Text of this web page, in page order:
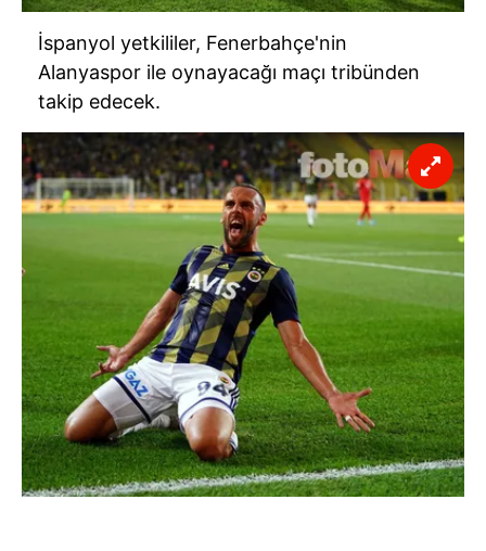
İspanyol yetkililer, Fenerbahçe'nin
Alanyaspor ile oynayacağı maçı tribünden
takip edecek.